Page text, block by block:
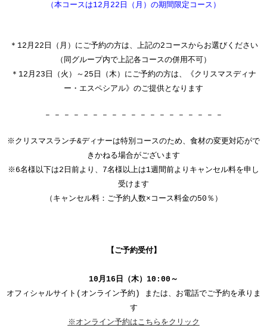
（本コースは12月22日（月）の期間限定コース）
＊12月22日（月）にご予約の方は、上記の2コースからお選びください
（同グループ内で上記各コースの併用不可）
＊12月23日（火）～25日（木）にご予約の方は、《クリスマスディナ
ー・エスペシアル》のご提供となります
– – – – – – – – – – – – – – – – – – –
※クリスマスランチ&ディナーは特別コースのため、食材の変更対応がで
きかねる場合がございます
※6名様以下は2日前より、7名様以上は1週間前よりキャンセル料を申し
受けます
（キャンセル料：ご予約人数×コース料金の50％）
【ご予約受付】
10月16日（木）10:00～
オフィシャルサイト(オンライン予約) または、お電話でご予約を承りま
す
※オンライン予約はこちらをクリック